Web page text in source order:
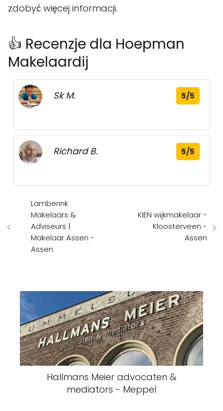
zdobyć więcej informacji.
👍 Recenzje dla Hoepman
Makelaardij
Sk M. 5/5
Richard B. 5/5
Lamberink
Makelaars &
Adviseurs |
Makelaar Assen -
Assen
KIEN wijkmakelaar -
Kloosterveen -
Assen
Hallmans Meier advocaten &
mediators - Meppel